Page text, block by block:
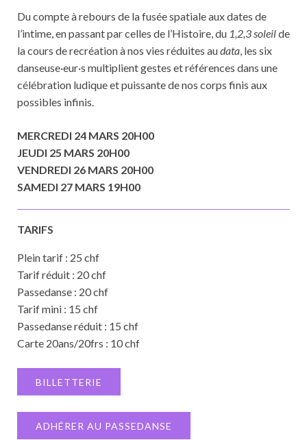
Du compte à rebours de la fusée spatiale aux dates de
l’intime, en passant par celles de l’Histoire, du 1,2,3 soleilde
la cours de recréation à nos vies réduites audata, les six
danseuse·eur·s multiplient gestes et références dans une
célébration ludique et puissante de nos corps finis aux
possibles infinis.
MERCREDI 24 MARS 20H00
JEUDI 25 MARS 20H00
VENDREDI 26 MARS 20H00
SAMEDI 27 MARS 19H00
TARIFS
Plein tarif : 25 chf
Tarif réduit : 20 chf
Passedanse : 20 chf
Tarif mini : 15 chf
Passedanse réduit : 15 chf
Carte 20ans/20frs : 10 chf
BILLETTERIE
ADHÉRER AU PASSEDANSE